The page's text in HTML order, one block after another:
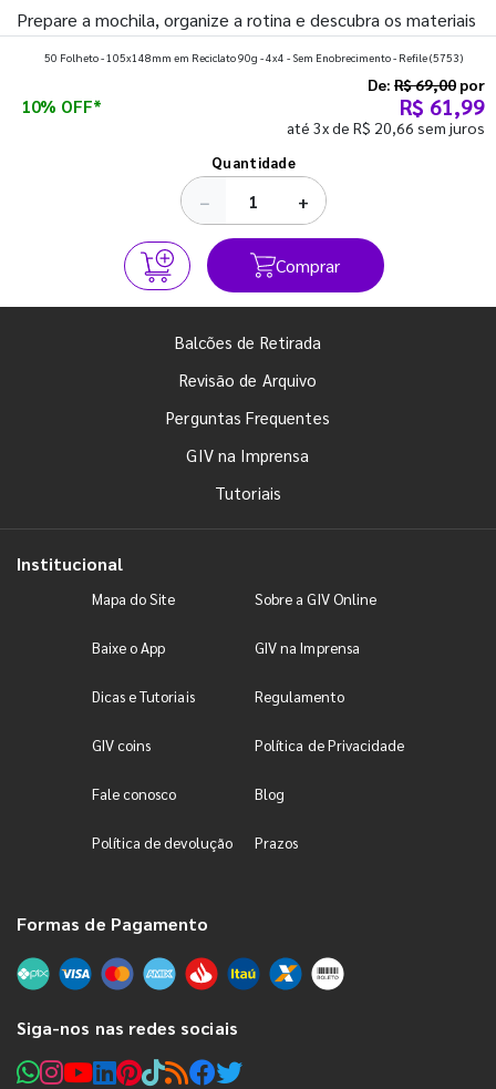
Prepare a mochila, organize a rotina e descubra os materiais
que fazem toda diferença para começar o segundo
50 Folheto - 105x148mm em Reciclato 90g - 4x4 - Sem Enobrecimento - Refile(5753)
10% OFF*
De: R$ 69,00 por
R$ 61,99
até 3x de R$ 20,66 sem juros
Quantidade
− +
Comprar
Balcões de Retirada
Revisão de Arquivo
Perguntas Frequentes
GIV na Imprensa
Tutoriais
Institucional
Mapa do Site Sobre a GIV Online
Baixe o App GIV na Imprensa
Dicas e Tutoriais Regulamento
GIV coins Política de Privacidade
Fale conosco Blog
Política de devolução Prazos
Formas de Pagamento
Siga-nos nas redes sociais